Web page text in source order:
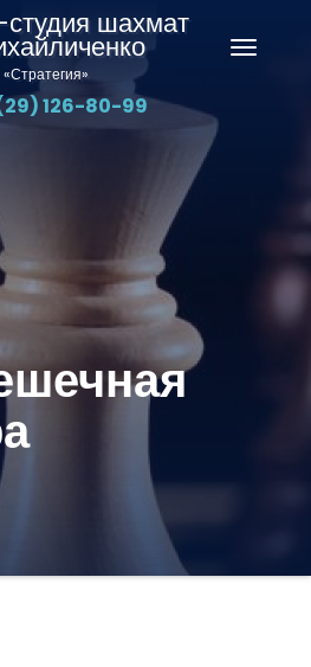
шахмат
«Стратегия»
126-80-99